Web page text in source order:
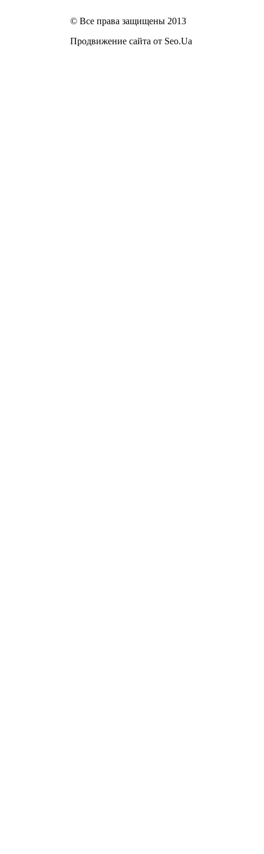
© Все права защищены 2013
Продвижение сайта от Seo.Ua